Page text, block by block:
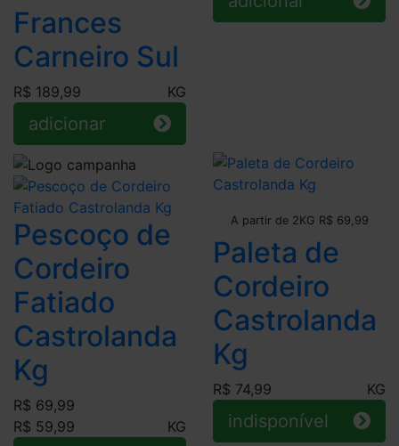
Frances
Carneiro Sul
R$ 189,99 KG
adicionar
Pescoço de
Cordeiro
Fatiado
Castrolanda
Kg
R$ 69,99
R$ 59,99
KG
A partir de 2KG R$ 69,99
Paleta de
Cordeiro
Castrolanda
Kg
R$ 74,99 KG
indisponível